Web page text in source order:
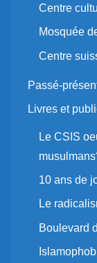
Centre
Mosquée
Centre
Passé-
Livres et
Le CSIS
10 ans de
Le
Boulevard